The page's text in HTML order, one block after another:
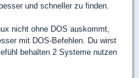
und schneller zu finden.
nicht ohne DOS auskommt,
mit DOS-Befehlen. Du wirst
behalten 2 Systeme nutzen